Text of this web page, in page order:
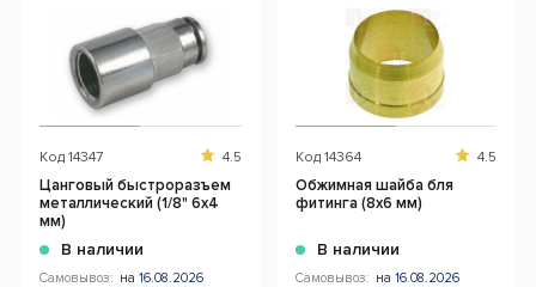
Код 14347 4.5
Цанговый быстроразъем
металлический (1/8" 6х4
мм)
В наличии
Самовывоз: на 16.08.2026
Код 14364 4.5
Обжимная шайба бля
фитинга (8х6 мм)
В наличии
Самовывоз: на 16.08.2026